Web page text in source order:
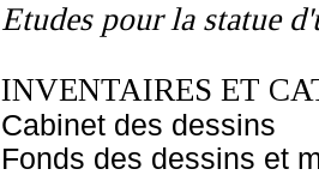
Etudes pour la statue
INVENTAIRES ET
Cabinet des dessins
Fonds des dessins et